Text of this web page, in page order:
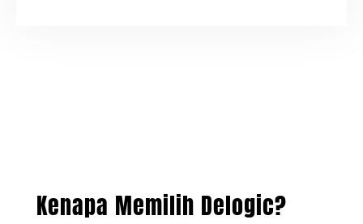
Kenapa Memilih Delogic?